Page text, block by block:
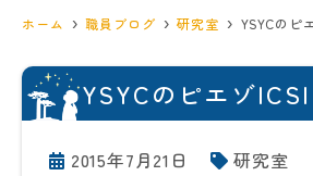
ホーム 職員ブログ 研究室 YSYCのピ
YSYCのピエゾICSI
2015年7月21日
研究室